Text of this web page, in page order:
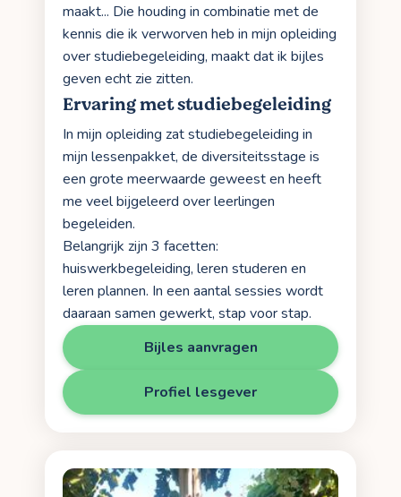
maakt... Die houding in combinatie met de
kennis die ik verworven heb in mijn opleiding
over studiebegeleiding, maakt dat ik bijles
geven echt zie zitten.
Ervaring met studiebegeleiding
In mijn opleiding zat studiebegeleiding in
mijn lessenpakket, de diversiteitsstage is
een grote meerwaarde geweest en heeft
me veel bijgeleerd over leerlingen
begeleiden.
Belangrijk zijn 3 facetten:
huiswerkbegeleiding, leren studeren en
leren plannen. In een aantal sessies wordt
daaraan samen gewerkt, stap voor stap.
Bijles aanvragen
Profiel lesgever